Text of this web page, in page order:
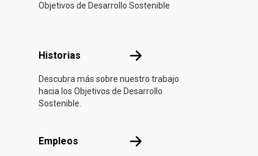
Objetivos de Desarrollo Sostenible
Historias Historias
Descubra más sobre nuestro trabajo
hacia los Objetivos de Desarrollo
Sostenible.
Empleos Empleos